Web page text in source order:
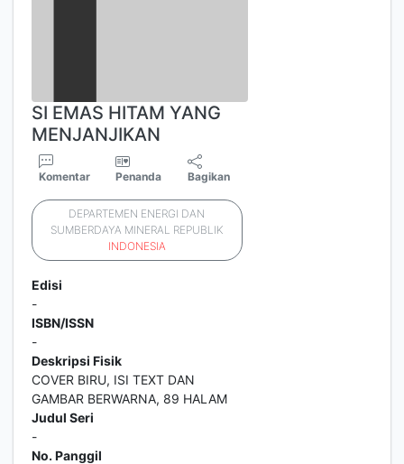
SI EMAS HITAM YANG
MENJANJIKAN
Komentar Penanda Bagikan
DEPARTEMEN ENERGI DAN
SUMBERDAYA MINERAL REPUBLIK
INDONESIA
Edisi
-
ISBN/ISSN
-
Deskripsi Fisik
COVER BIRU, ISI TEXT DAN
GAMBAR BERWARNA, 89 HALAM
Judul Seri
-
No. Panggil